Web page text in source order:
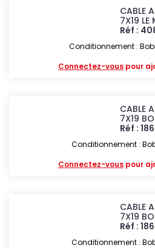
CABLE
7X19 LE
Réf :
Conditionnement :
Connectez-vous pour
CABLE
7X19
Réf :
Conditionnement :
Connectez-vous pour
CABLE
7X19
Réf :
Conditionnement :